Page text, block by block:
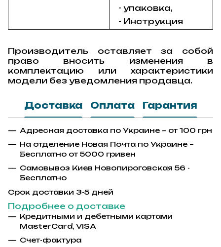
- упаковка,
- Инструкция
Производитель оставляет за собой
право вносить изменения в
комплектацию или характеристики
модели без уведомления продавца.
Доставка Оплата Гарантия
Адресная доставка по Украине – от 100 грн
На отделение Новая Почта по Украине –
Бесплатно от 5000 гривен
Самовывоз Киев Новопироговская 56 -
Бесплатно
Срок доставки 3-5 дней
Подробнее о доставке
Кредитными и дебетными картами
MasterCard, VISA
Счет-фактура